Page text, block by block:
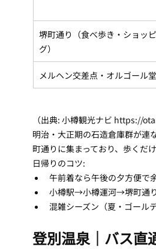
堺町通り（食べ歩き・ショッ
グ）
メルヘン交差点・オルゴール
（出典: 小樽観光ナビ https://
明治・大正期の石造倉庫群が連
町通りに集まっており、歩くだ
日帰りのコツ:
午前着なら午後の夕方便で
小樽駅→小樽運河→堺町通
混雑シーズン（夏・ゴール
登別温泉｜バス直